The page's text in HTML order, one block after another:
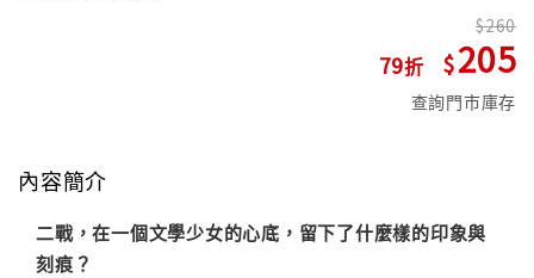
79
260
205
查詢門市庫存
內容簡介
二戰，在一個文學少女的心底，留下了什麼樣的印象與
刻痕？